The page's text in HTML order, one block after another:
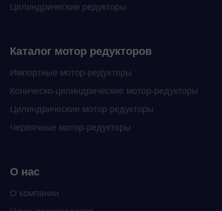
Цилиндрические редукторы
Каталог мотор редукторов
Импортные мотор-редукторы
Коническо-цилиндрические мотор-редукторы
Цилиндрические мотор редукторы
Червячные мотор-редукторы
О нас
О компании